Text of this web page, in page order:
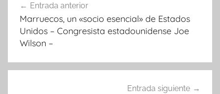
de
entradas
Entrada anterior
Marruecos, un «socio esencial» de Estados
Unidos – Congresista estadounidense Joe
Wilson –
Entrada siguiente